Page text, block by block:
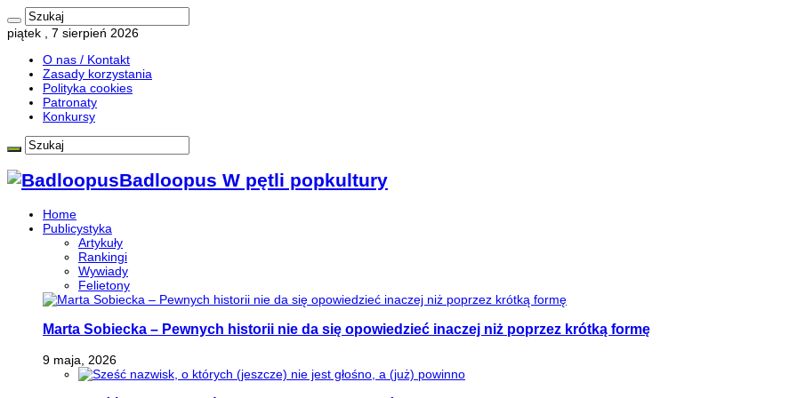
piątek , 7 sierpień 2026
O nas / Kontakt
Zasady korzystania
Polityka cookies
Patronaty
Konkursy
Badloopus W pętli popkultury
Home
Publicystyka
Artykuły
Rankingi
Wywiady
Felietony
Marta Sobiecka – Pewnych historii nie da się opowiedzieć inaczej niż poprzez krótką formę
9 maja, 2026